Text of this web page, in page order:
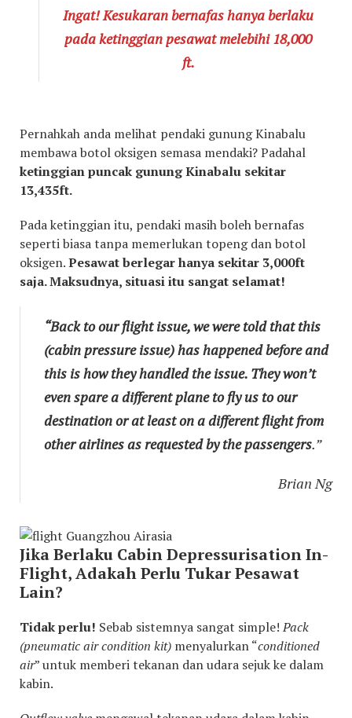
Ingat! Kesukaran bernafas hanya berlaku
pada ketinggian pesawat melebihi 18,000
ft.
Pernahkah anda melihat pendaki gunung Kinabalu
membawa botol oksigen semasa mendaki? Padahal
ketinggian puncak gunung Kinabalu sekitar
13,435ft.
Pada ketinggian itu, pendaki masih boleh bernafas
seperti biasa tanpa memerlukan topeng dan botol
oksigen.Pesawat berlegar hanya sekitar 3,000ft
saja. Maksudnya, situasi itu sangat selamat!
“Back to our flight issue, we were told that this
(cabin pressure issue) has happened before and
this is how they handled the issue. They won’t
even spare a different plane to fly us to our
destination or at least on a different flight from
other airlines as requested by the passengers.”
Brian Ng
Jika Berlaku Cabin Depressurisation In-
Flight, Adakah Perlu Tukar Pesawat
Lain?
Tidak perlu! Sebab sistemnya sangat simple!Pack
(pneumatic air condition kit) menyalurkan “conditioned
air” untuk memberi tekanan dan udara sejuk ke dalam
kabin.